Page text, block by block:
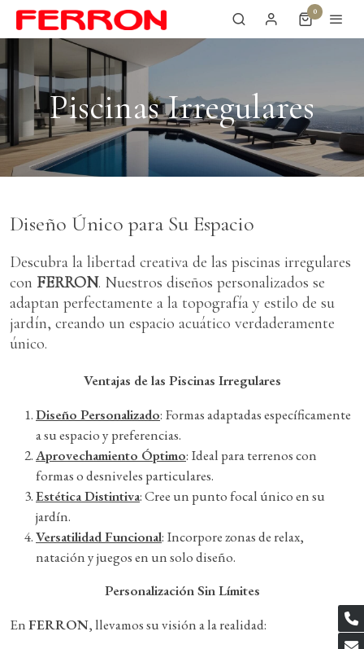
0
Piscinas Irregulares
Diseño Único para Su Espacio
Descubra la libertad creativa de las piscinas irregulares
con FERRON. Nuestros diseños personalizados se
adaptan perfectamente a la topografía y estilo de su
jardín, creando un espacio acuático verdaderamente
único.
Ventajas de las Piscinas Irregulares
Diseño Personalizado: Formas adaptadas específicamente
a su espacio y preferencias.
Aprovechamiento Óptimo: Ideal para terrenos con
formas o desniveles particulares.
Estética Distintiva: Cree un punto focal único en su
jardín.
Versatilidad Funcional: Incorpore zonas de relax,
natación y juegos en un solo diseño.
Personalización Sin Límites
EnFERRON, llevamos su visión a la realidad: